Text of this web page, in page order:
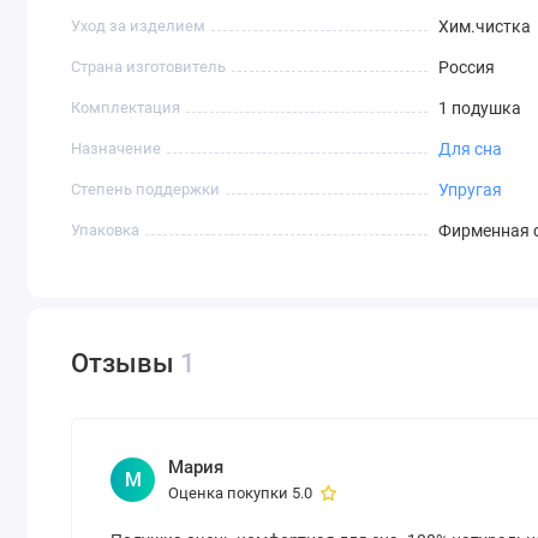
Уход за изделием Хим.чистка
Страна изготовитель Россия
Комплектация 1 подушка
Назначение Для сна
Степень поддержки Упругая
Упаковка Фирменная
Отзывы 1
М
Мария
Оценка покупки 5.0